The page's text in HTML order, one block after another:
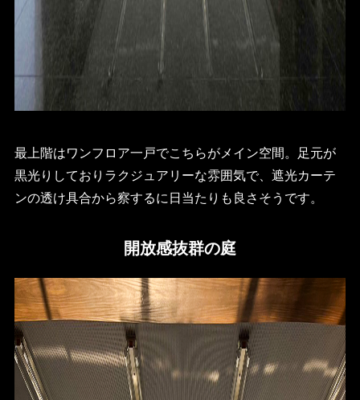
最上階はワンフロア一戸でこちらがメイン空間。足元が
黒光りしておりラクジュアリーな雰囲気で、遮光カーテ
ンの透け具合から察するに日当たりも良さそうです。
開放感抜群の庭